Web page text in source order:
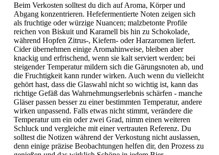
Beim Verkosten solltest du dich auf Aroma, Körper und
Abgang konzentrieren. Hefefermentierte Noten zeigen sich
als fruchtige oder würzige Nuancen; malzbetonte Profile
reichen von Biskuit und Karamell bis hin zu Schokolade,
während Hopfen Zitrus-, Kiefern- oder Harzaromen liefert.
Cider übernehmen einige Aromahinweise, bleiben aber
knackig und erfrischend, wenn sie kalt serviert werden; bei
steigender Temperatur mildern sich die Gärungsnoten ab, und
die Fruchtigkeit kann runder wirken. Auch wenn du vielleicht
gehört hast, dass die Glaswahl nicht so wichtig ist, kann das
richtige Gefäß das Wahrnehmungserlebnis schärfen - manche
Gläser passen besser zu einer bestimmten Temperatur, andere
wirken unpassend. Falls etwas nicht stimmt, verändere die
Temperatur um ein oder zwei Grad, nimm einen weiteren
Schluck und vergleiche mit einer vertrauten Referenz. Du
solltest die Notizen während der Verkostung nicht auslassen,
denn einige präzise Beobachtungen helfen dir, den Prozess zu